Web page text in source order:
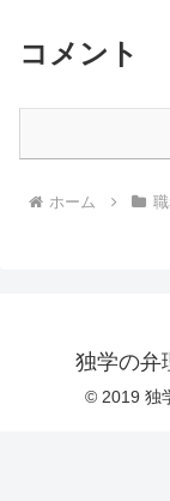
コメント
ホーム
独学の弁
© 2019 独